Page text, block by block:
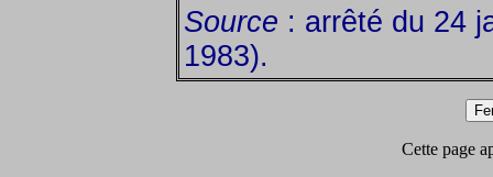
Source : arrêté du 24
1983).
Cette page